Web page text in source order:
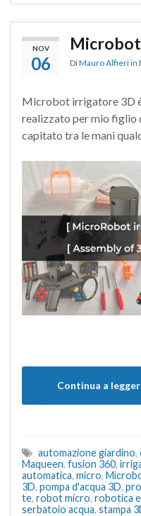
NOV
06 DiMauro Alfieri in
Microbot irrigatore 3D
realizzato per mio figlio
capitato tra le mani
Continua a
automazione giardino,
Maqueen, fusion 360,
automatica, micro,
3D, pompa d'acqua 3D,
te, robot micro, robotica
serbatoio acqua, stampa